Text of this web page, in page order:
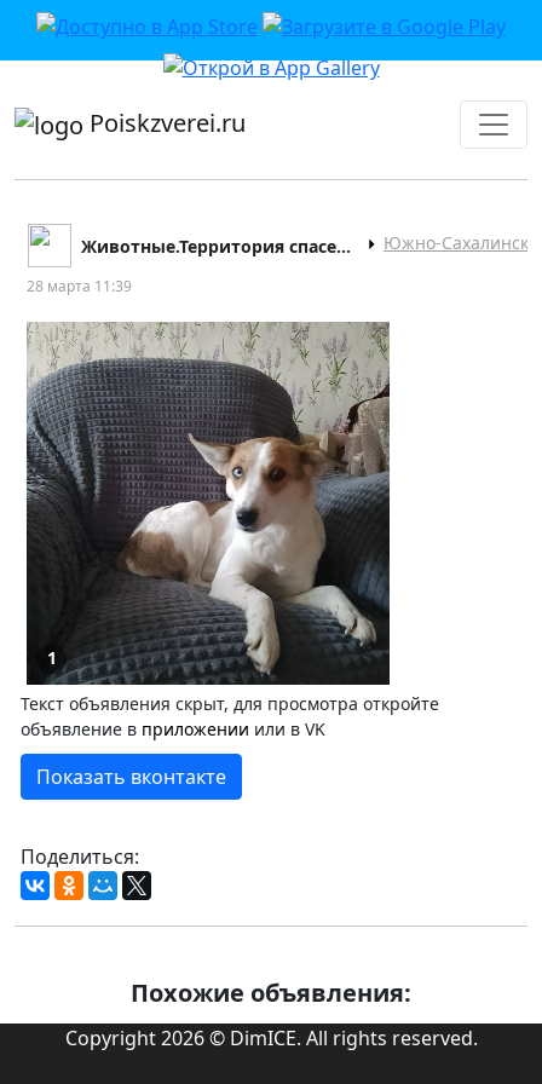
приложении или в VK">
Poiskzverei.ru
Животные.Территория спасения СРОО Южно-Сахалинск
28 марта 11:39
1
Текст объявления скрыт, для просмотра откройте
объявление в приложении или в VK
Показать вконтакте
Поделиться:
Похожие объявления:
Copyright 2026 © DimICE. All rights reserved.